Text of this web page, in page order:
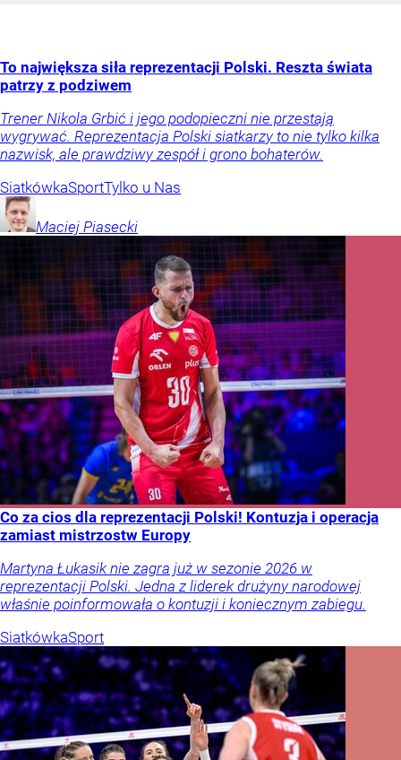
To największa siła reprezentacji Polski. Reszta świata
patrzy z podziwem
Trener Nikola Grbić i jego podopieczni nie przestają
wygrywać. Reprezentacja Polski siatkarzy to nie tylko kilka
nazwisk, ale prawdziwy zespół i grono bohaterów.
SiatkówkaSportTylko u Nas
Maciej Piasecki
Co za cios dla reprezentacji Polski! Kontuzja i operacja
zamiast mistrzostw Europy
Martyna Łukasik nie zagra już w sezonie 2026 w
reprezentacji Polski. Jedna z liderek drużyny narodowej
właśnie poinformowała o kontuzji i koniecznym zabiegu.
SiatkówkaSport